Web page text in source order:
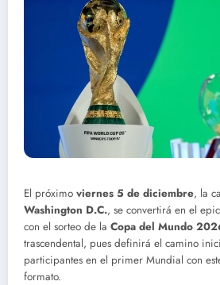
El próximo viernes 5 de diciembre, la
Washington D.C., se convertirá en el
con el sorteo de la Copa del Mundo
trascendental, pues definirá el camino
participantes en el primer Mundial con
formato.